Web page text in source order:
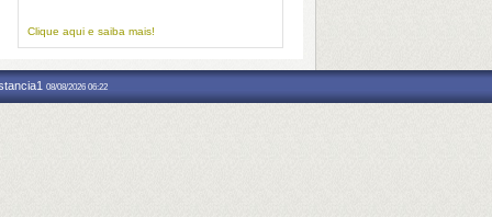
Clique aqui e saiba mais!
08/08/2026 06:22